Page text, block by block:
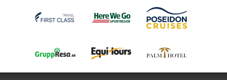
©info@firstclasstravel.se 2026